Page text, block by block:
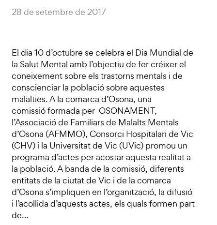
28 de setembre de 2017
El dia 10 d’octubre se celebra el Dia Mundial de
la Salut Mental amb l’objectiu de fer créixer el
coneixement sobre els trastorns mentals i de
conscienciar la població sobre aquestes
malalties. A la comarca d’Osona, una
comissió formada per OSONAMENT,
l’Associació de Familiars de Malalts Mentals
d’Osona (AFMMO), Consorci Hospitalari de Vic
(CHV) i la Universitat de Vic (UVic) promou un
programa d’actes per acostar aquesta realitat a
la població. A banda de la comissió, diferents
entitats de la ciutat de Vic i de la comarca
d’Osona s’impliquen en l’organització, la difusió
i l’acollida d’aquests actes, els quals formen part
de…